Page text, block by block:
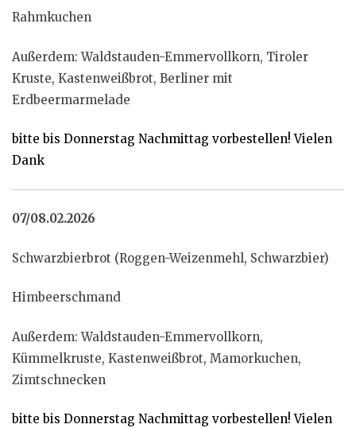
Rahmkuchen
Außerdem: Waldstauden-Emmervollkorn, Tiroler
Kruste, Kastenweißbrot, Berliner mit
Erdbeermarmelade
bitte bis Donnerstag Nachmittag vorbestellen! Vielen
Dank
07/08.02.2026
Schwarzbierbrot (Roggen-Weizenmehl, Schwarzbier)
Himbeerschmand
Außerdem: Waldstauden-Emmervollkorn,
Kümmelkruste, Kastenweißbrot, Mamorkuchen,
Zimtschnecken
bitte bis Donnerstag Nachmittag vorbestellen! Vielen